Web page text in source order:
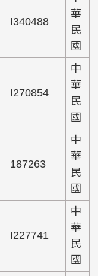
I340488
華
民
國
I270854
中
華
民
國
187263
中
華
民
國
I227741
中
華
民
國